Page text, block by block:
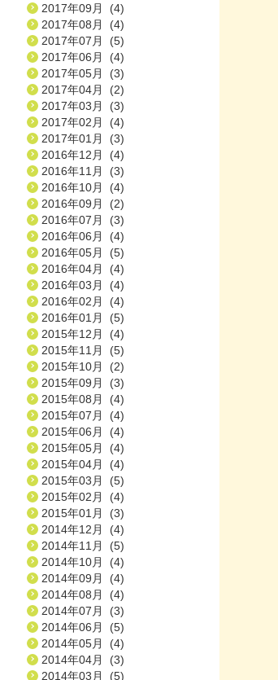
2017年09月 (4)
2017年08月 (4)
2017年07月 (5)
2017年06月 (4)
2017年05月 (3)
2017年04月 (2)
2017年03月 (3)
2017年02月 (4)
2017年01月 (3)
2016年12月 (4)
2016年11月 (3)
2016年10月 (4)
2016年09月 (2)
2016年07月 (3)
2016年06月 (4)
2016年05月 (5)
2016年04月 (4)
2016年03月 (4)
2016年02月 (4)
2016年01月 (5)
2015年12月 (4)
2015年11月 (5)
2015年10月 (2)
2015年09月 (3)
2015年08月 (4)
2015年07月 (4)
2015年06月 (4)
2015年05月 (4)
2015年04月 (4)
2015年03月 (5)
2015年02月 (4)
2015年01月 (3)
2014年12月 (4)
2014年11月 (5)
2014年10月 (4)
2014年09月 (4)
2014年08月 (4)
2014年07月 (3)
2014年06月 (5)
2014年05月 (4)
2014年04月 (3)
2014年03月 (5)